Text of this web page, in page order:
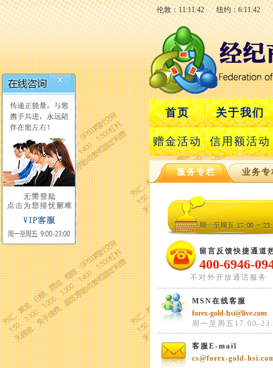
伦敦：11:11:43 纽约：6:11:43
首页 关于我们
赠金活动 信用额活动
服务专栏 业务专
留言反馈快捷通道
400-6946-
不对外开放通话服务
MSN在线客服
forex-gold-hsi@live.com
周一至周五17:00-
客服E-mail
cs@forex-gold-